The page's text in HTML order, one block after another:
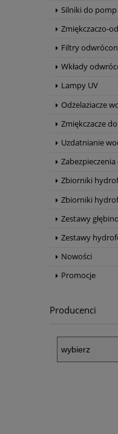
Silniki do pomp
Zmiękczaczo-
Filtry
Wkłady
Lampy UV
Odżelaziacze
Zmiękczacze
Uzdatnianie
Zbiorniki
Zbiorniki
Zestawy
Zestawy
Nowości
Promocje
Producenci